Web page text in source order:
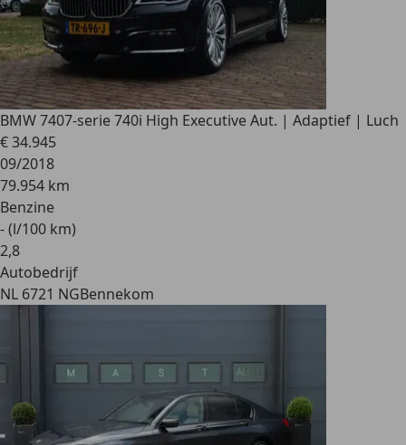
BMW 7407-serie 740i High Executive Aut. | Adaptief | Luch
€ 34.945
09/2018
79.954 km
Benzine
- (l/100 km)
2,8
Autobedrijf
NL 6721 NGBennekom